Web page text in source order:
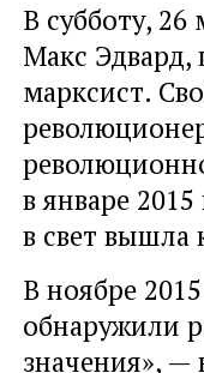
В субботу,
Макс Эдвард,
марксист.
в январе
в свет
В ноябре
обнаружили
значения», —